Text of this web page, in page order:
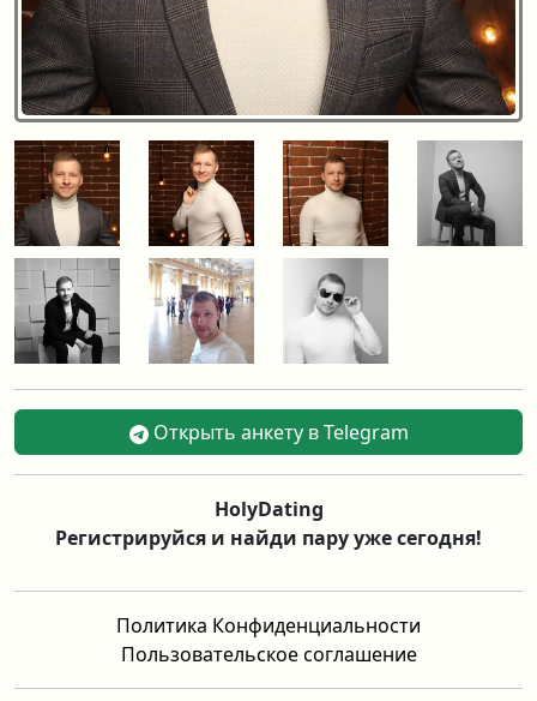
Открыть анкету в Telegram
Политика Конфиденциальности
Пользовательское соглашение
HolyDating
Регистрируйся и найди пару уже сегодня!